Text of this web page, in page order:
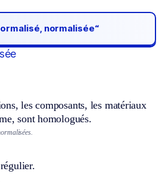
normalisée“
les composants, les matériaux
sont homologués.